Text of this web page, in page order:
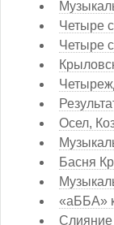
Четыре
Четыре
Осел,
Басня
«аББА»
Слияние